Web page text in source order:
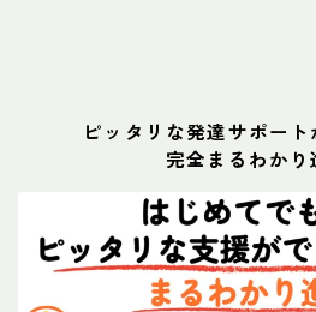
ピッタリな発達サポー
完全まるわかり